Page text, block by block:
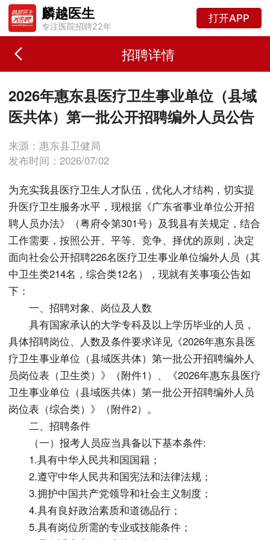
麟越医生
专注医院招聘22年
打开APP
招聘详情
2026年惠东县医疗卫生事业单位（县域
医共体）第一批公开招聘编外人员公告
来源：惠东县卫健局
发布时间：2026/07/02
为充实我县医疗卫生人才队伍，优化人才结构，切实提
升医疗卫生服务水平，现根据《广东省事业单位公开招
聘人员办法》（粤府令第301号）及我县有关规定，结合
工作需要，按照公开、平等、竞争、择优的原则，决定
面向社会公开招聘226名医疗卫生事业单位编外人员（其
中卫生类214名，综合类12名），现就有关事项公告如
下：
一、招聘对象、岗位及人数
具有国家承认的大学专科及以上学历毕业的人员，
具体招聘岗位、人数及条件要求详见《2026年惠东县医
疗卫生事业单位（县域医共体）第一批公开招聘编外人
员岗位表（卫生类）》（附件1）、《2026年惠东县医疗
卫生事业单位（县域医共体）第一批公开招聘编外人员
岗位表（综合类）》（附件2）。
二、招聘条件
（一）报考人员应当具备以下基本条件:
1.具有中华人民共和国国籍；
2.遵守中华人民共和国宪法和法律法规；
3.拥护中国共产党领导和社会主义制度；
4.具有良好政治素质和道德品行；
5.具有岗位所需的专业或技能条件；